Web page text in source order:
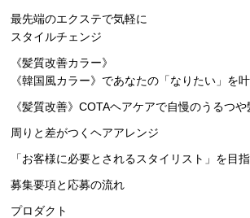
最先端のエクステで気軽に
スタイルチェンジ
《髪質改善カラー》
《韓国風カラー》 であなたの「なりたい」を
《髪質改善》COTAヘアケアで自慢のうるつ
周りと差がつくヘアアレンジ
「お客様に必要とされるスタイリスト」を目
募集要項と応募の流れ
プロダクト